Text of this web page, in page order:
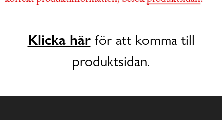
Klicka härför att komma till
produktsidan.